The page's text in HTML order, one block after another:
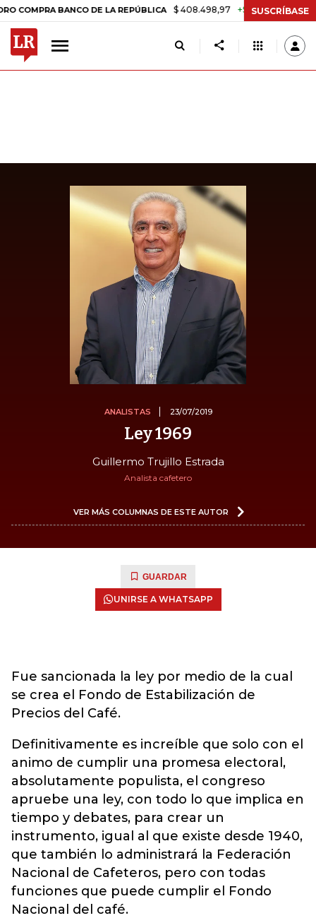
BANCO DE LA REPÚBLICA $ 408.498,97 +$ 8.753,81 +2,19%
SUSCRÍBASE
ANALISTAS 23/07/2019
Ley 1969
Guillermo Trujillo Estrada
Analista cafetero
VER MÁS COLUMNAS DE ESTE AUTOR
GUARDAR
UNIRSE A WHATSAPP
Fue sancionada la ley por medio de la cual
se crea el Fondo de Estabilización de
Precios del Café.
Definitivamente es increíble que solo con el
animo de cumplir una promesa electoral,
absolutamente populista, el congreso
apruebe una ley, con todo lo que implica en
tiempo y debates, para crear un
instrumento, igual al que existe desde 1940,
que también lo administrará la Federación
Nacional de Cafeteros, pero con todas
funciones que puede cumplir el Fondo
Nacional del café.